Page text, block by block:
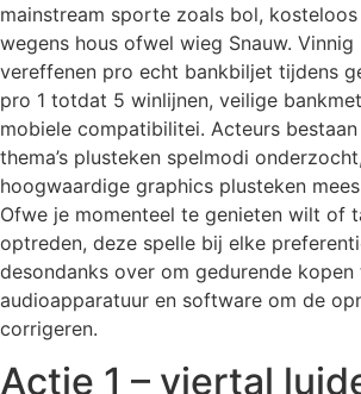
mainstream sporte zoals bol,
wegens hous ofwel wieg Snauw. Vinnig
vereffenen pro echt bankbiljet tijdens
pro 1 totdat 5 winlijnen, veilige
mobiele compatibilitei. Acteurs
thema’s plusteken spelmodi
hoogwaardige graphics plusteken
Ofwe je momenteel te genieten wilt of
optreden, deze spelle bij elke
desondanks over om gedurende
audioapparatuur en software om de
corrigeren.
Actie 1 – viertal